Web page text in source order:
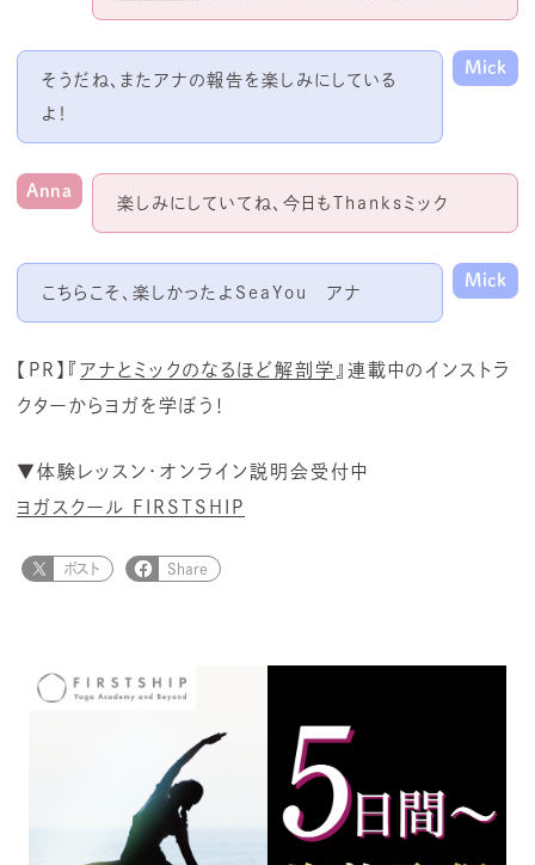
そうだね、またアナの報告を楽しみにしている
よ！
Mick
Anna
楽しみにしていてね、今日も Thanks ミック
こちらこそ、楽しかったよ SeaYou アナ
Mick
【PR】『 アナとミックのなるほど解剖学 』連載中のインストラ
クターからヨガを学ぼう！
▼体験レッスン・オンライン説明会受付中
ヨガスクール FIRSTSHIP
ポスト Share